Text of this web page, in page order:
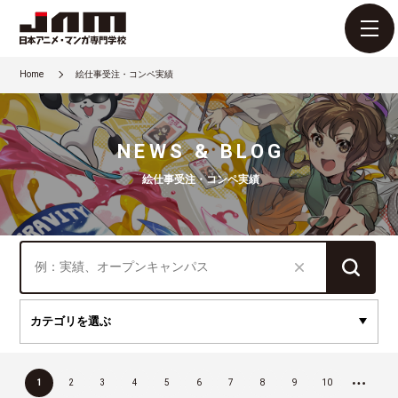
Home 絵仕事受注・コンペ実績
NEWS & BLOG
絵仕事受注・コンペ実績
1 2 3 4 5 6 7 8 9 10 ...